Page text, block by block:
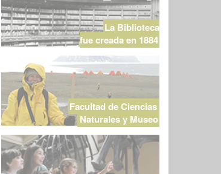
La Biblioteca
fue creada en 1884
Facultad de Ciencias
Naturales y Museo